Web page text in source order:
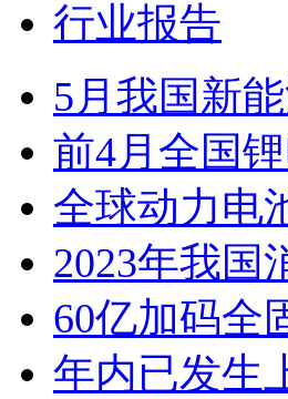
行业报告
5月我国新
前4月全国
全球动力电
2023年我国
60亿加码全
年内已发生